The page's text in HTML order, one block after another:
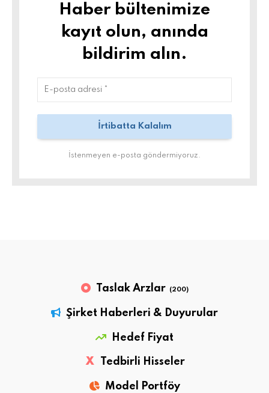
Haber bültenimize
kayıt olun, anında
bildirim alın.
İstenmeyen e-posta göndermiyoruz.
Taslak Arzlar (200)
Şirket Haberleri & Duyurular
Hedef Fiyat
X Tedbirli Hisseler
Model Portföy